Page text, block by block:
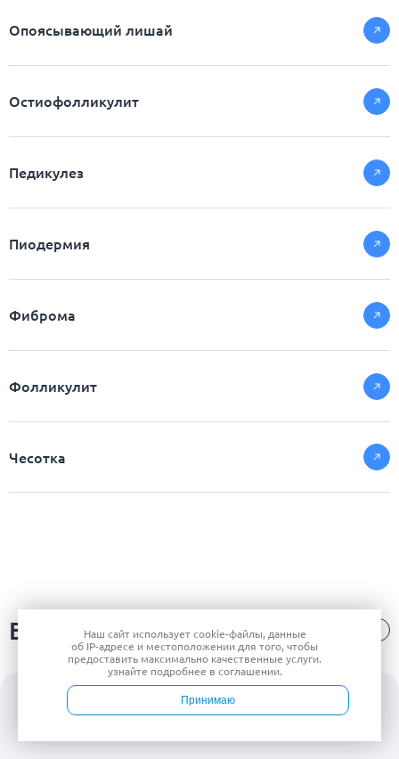
Опоясывающий лишай
Остиофолликулит
Педикулез
Пиодермия
Фиброма
Фолликулит
Чесотка
Видео-блог
Наш сайт используетcookie-файлы, данные
об IP-адресе и местоположении для того, чтобы
предоставить максимально качественные услуги.
узнайте подробнее в соглашении.
Принимаю